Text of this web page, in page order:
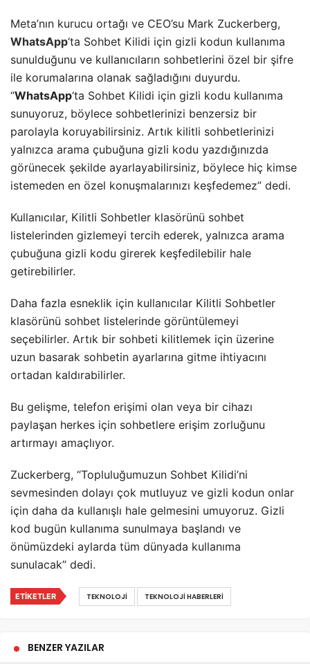
Meta’nın kurucu ortağı ve CEO’su Mark Zuckerberg,
WhatsApp‘ta Sohbet Kilidi için gizli kodun kullanıma
sunulduğunu ve kullanıcıların sohbetlerini özel bir şifre
ile korumalarına olanak sağladığını duyurdu.
“WhatsApp‘ta Sohbet Kilidi için gizli kodu kullanıma
sunuyoruz, böylece sohbetlerinizi benzersiz bir
parolayla koruyabilirsiniz. Artık kilitli sohbetlerinizi
yalnızca arama çubuğuna gizli kodu yazdığınızda
görünecek şekilde ayarlayabilirsiniz, böylece hiç kimse
istemeden en özel konuşmalarınızı keşfedemez” dedi.
Kullanıcılar, Kilitli Sohbetler klasörünü sohbet
listelerinden gizlemeyi tercih ederek, yalnızca arama
çubuğuna gizli kodu girerek keşfedilebilir hale
getirebilirler.
Daha fazla esneklik için kullanıcılar Kilitli Sohbetler
klasörünü sohbet listelerinde görüntülemeyi
seçebilirler. Artık bir sohbeti kilitlemek için üzerine
uzun basarak sohbetin ayarlarına gitme ihtiyacını
ortadan kaldırabilirler.
Bu gelişme, telefon erişimi olan veya bir cihazı
paylaşan herkes için sohbetlere erişim zorluğunu
artırmayı amaçlıyor.
Zuckerberg, “Topluluğumuzun Sohbet Kilidi’ni
sevmesinden dolayı çok mutluyuz ve gizli kodun onlar
için daha da kullanışlı hale gelmesini umuyoruz. Gizli
kod bugün kullanıma sunulmaya başlandı ve
önümüzdeki aylarda tüm dünyada kullanıma
sunulacak” dedi.
ETIKETLER TEKNOLOJI TEKNOLOJI HABERLERI
BENZER YAZILAR